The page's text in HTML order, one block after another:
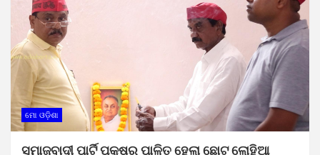
ମୋ ଓଡ଼ିଶା
ସମାଜବାଦୀ ପାର୍ଟି ପକ୍ଷରୁ ପାଳିତ ହେଲା ଛୋଟ ଲୋହିଆ